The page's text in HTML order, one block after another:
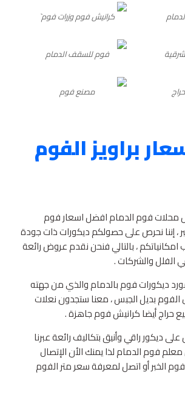
كرانيش فوم وزرات فوم`
فوم للسقف الدمام
مصنع فوم
براويز الفوم
فوم الدمام افضل اسعار فوم
، إننا نحرص على حصولكم ديكورات ذات جودة
امكانياتكم ، بالتالي فنحن نقدم عروض رائعة
الفلل والشركات .
ديكورات فوم بالدمام والذي من جهته
الفوم بديل الجبس ، معنا ستجدون نعلات
حراج أيضا كرانيش فوم جاهزة .
ديكور راقي وأنيق بتكاليف رائعة عبرنا
فوم الدمام لذا يمنك الأن الإتصال
الخبر أو اتصل لمعرفة سعر متر الفوم